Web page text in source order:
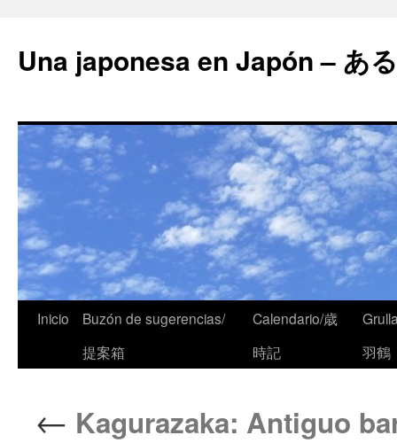
Una japonesa en Japón – あ
Inicio
Buzón de sugerencias/
提案箱
Calendario/歳
時記
羽鶴
← Kagurazaka: Antiguo